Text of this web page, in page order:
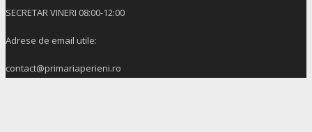
SECRETAR VINERI 08:00-12:00
Adrese de email utile:
contact@primariaperieni.ro